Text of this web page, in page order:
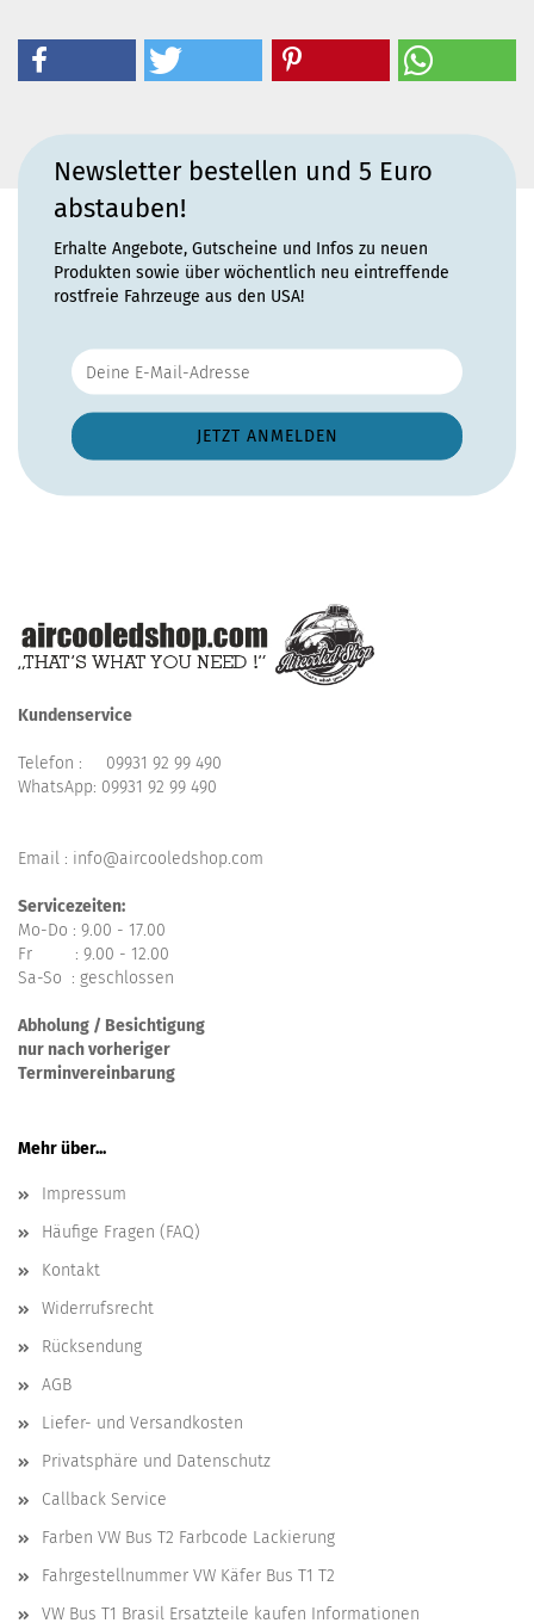
Newsletter bestellen und 5 Euro
abstauben!
Erhalte Angebote, Gutscheine und Infos zu neuen
Produkten sowie über wöchentlich neu eintreffende
rostfreie Fahrzeuge aus den USA!
Kundenservice
Telefon : 09931 92 99 490
WhatsApp: 09931 92 99 490
Email : info@aircooledshop.com
Servicezeiten:
Mo-Do : 9.00 - 17.00
Fr : 9.00 - 12.00
Sa-So : geschlossen
Abholung / Besichtigung
nur nach vorheriger
Terminvereinbarung
Mehr über...
Impressum
Häufige Fragen (FAQ)
Kontakt
Widerrufsrecht
Rücksendung
AGB
Liefer- und Versandkosten
Privatsphäre und Datenschutz
Callback Service
Farben VW Bus T2 Farbcode Lackierung
Fahrgestellnummer VW Käfer Bus T1 T2
VW Bus T1 Brasil Ersatzteile kaufen Informationen